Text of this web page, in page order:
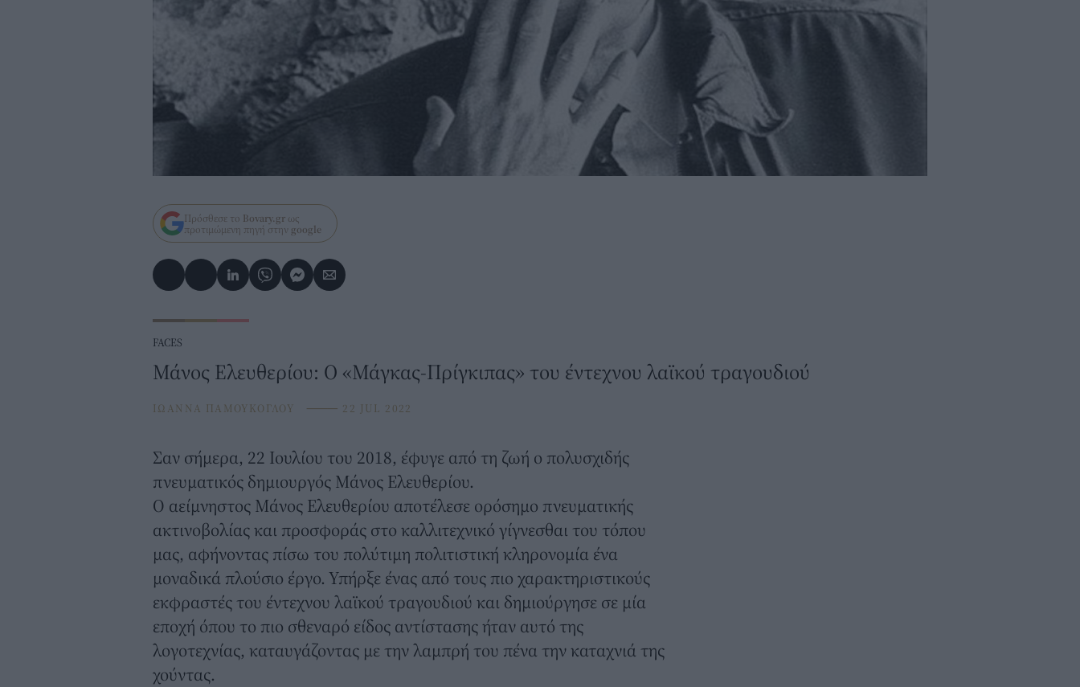
Πρόσθεσε το Bovary.gr ως
προτιμώμενη πηγή στην google
FACES
Μάνος Ελευθερίου: Ο «Μάγκας-Πρίγκιπας» του έντεχνου λαϊκού τραγουδιού
ΙΩΑΝΝΑ ΠΑΜΟΥΚΟΓΛΟΥ ⸻ 22 JUL 2022
Σαν σήμερα, 22 Ιουλίου του 2018, έφυγε από τη ζωή ο πολυσχιδής
πνευματικός δημιουργός Μάνος Ελευθερίου.
Ο αείμνηστος Μάνος Ελευθερίου αποτέλεσε ορόσημο πνευματικής
ακτινοβολίας και προσφοράς στο καλλιτεχνικό γίγνεσθαι του τόπου
μας, αφήνοντας πίσω του πολύτιμη πολιτιστική κληρονομία ένα
μοναδικά πλούσιο έργο. Υπήρξε ένας από τους πιο χαρακτηριστικούς
εκφραστές του έντεχνου λαϊκού τραγουδιού και δημιούργησε σε μία
εποχή όπου το πιο σθεναρό είδος αντίστασης ήταν αυτό της
λογοτεχνίας, καταυγάζοντας με την λαμπρή του πένα την καταχνιά της
χούντας.